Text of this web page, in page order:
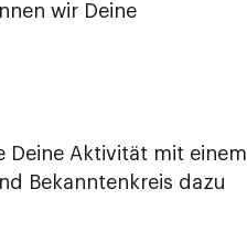
wir Deine
Deine Aktivität mit einem
Bekanntenkreis dazu